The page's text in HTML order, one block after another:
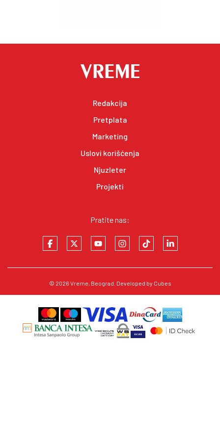
Redakcija
Pretplata
Marketing
Uslovi korišćenja
Njuzleter
Projekti
Pratite nas:
© 2026 Vreme, Beograd. Developed by Cubes